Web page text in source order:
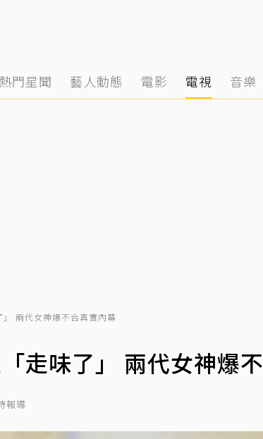
熱門星聞 藝人動態 電影 電視 音樂
兩代女神爆不合真實內幕
走味了」 兩代女神爆
報導